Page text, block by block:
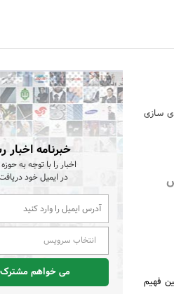
سازی
فهیم
خبرنامه
اخبار را با توجه به
در ایمیل خود
انتخاب سرویس
می خواهم